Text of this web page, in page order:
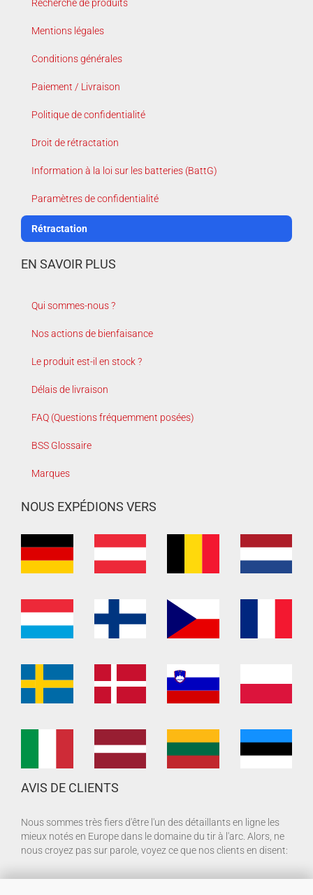
Recherche de produits
Mentions légales
Conditions générales
Paiement / Livraison
Politique de confidentialité
Droit de rétractation
Information à la loi sur les batteries (BattG)
Paramètres de confidentialité
Rétractation
EN SAVOIR PLUS
Qui sommes-nous ?
Nos actions de bienfaisance
Le produit est-il en stock ?
Délais de livraison
FAQ (Questions fréquemment posées)
BSS Glossaire
Marques
NOUS EXPÉDIONS VERS
AVIS DE CLIENTS
Nous sommes très fiers d'être l'un des détaillants en ligne les
mieux notés en Europe dans le domaine du tir à l'arc. Alors, ne
nous croyez pas sur parole, voyez ce que nos clients en disent: